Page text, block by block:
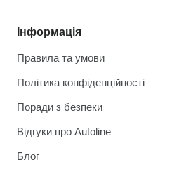
Інформація
Правила та умови
Політика конфіденційності
Поради з безпеки
Відгуки про Autoline
Блог